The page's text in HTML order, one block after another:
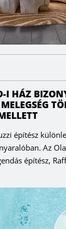
I HÁZ
építész
Az
építész,